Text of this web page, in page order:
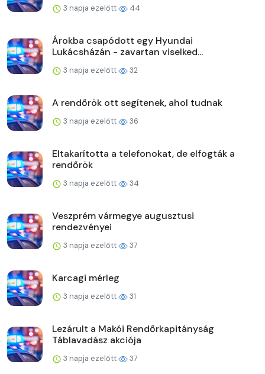
3 napja ezelőtt 44
Árokba csapódott egy Hyundai
Lukácsházán - zavartan viselked...
3 napja ezelőtt 32
A rendőrök ott segítenek, ahol tudnak
3 napja ezelőtt 36
Eltakarította a telefonokat, de elfogták a
rendőrök
3 napja ezelőtt 34
Veszprém vármegye augusztusi
rendezvényei
3 napja ezelőtt 37
Karcagi mérleg
3 napja ezelőtt 31
Lezárult a Makói Rendőrkapitányság
Táblavadász akciója
3 napja ezelőtt 37